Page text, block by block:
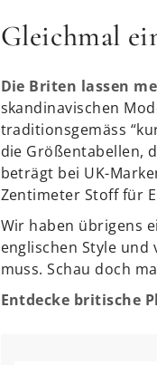
Gleichmal
Die Briten lassen
skandinavischen
traditionsgemäss
die Größentabellen,
beträgt bei UK-
Zentimeter Stoff für
Wir haben übrigens
englischen Style und
muss. Schau doch
Entdecke britische